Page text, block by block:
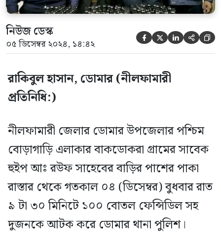
নিউজ ডেস্ক
০৫ ডিসেম্বর ২০২৪, ১৪:৪২     
রাকিবুল হাসান, ডোমার (নীলফামারী
প্রতিনিধি:)
নীলফামারী জেলার ডোমার উপজেলার পশ্চিম
বোড়াগাড়ি এলাকার বাকডোকরা গ্রামের সাবেক
হুইপ আঃ রউফ সাহেবের বাড়ির পাশের পাকা
রাস্তার থেকে গতকাল ০৪ (ডিসেম্বর) বুধবার রাত
৯ টা ৩০ মিনিটে ১০০ বোতল ফেন্সিডিল সহ
দুজনকে আটক করে ডোমার থানা পুলিশ।